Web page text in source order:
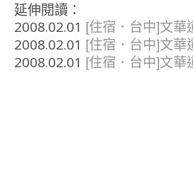
延伸閱讀：
2008.02.01 [住宿．台中]文華
2008.02.01 [住宿．台中]文華
2008.02.01 [住宿．台中]文華